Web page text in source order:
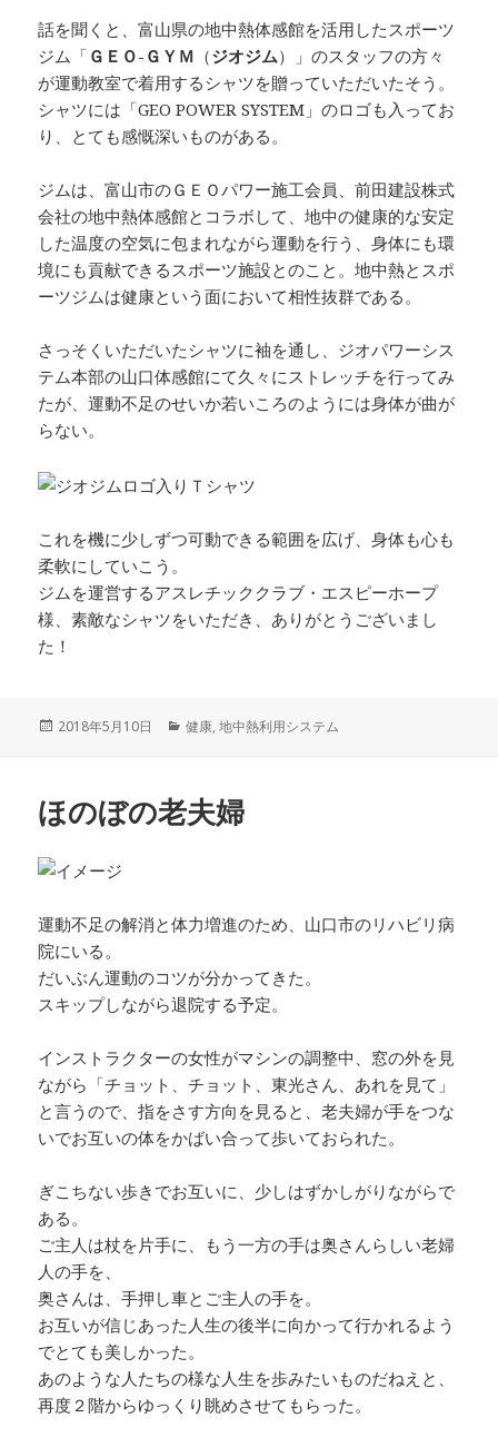
話を聞くと、富山県の地中熱体感館を活用したスポーツ
ジム「 ＧＥＯ-ＧＹＭ （ジオジム）」のスタッフの方々
が運動教室で着用するシャツを贈っていただいたそう。
シャツには「GEO POWER SYSTEM」のロゴも入ってお
り、とても感慨深いものがある。
ジムは、富山市のＧＥＯパワー施工会員、前田建設株式
会社の地中熱体感館とコラボして、地中の健康的な安定
した温度の空気に包まれながら運動を行う、身体にも環
境にも貢献できるスポーツ施設とのこと。地中熱とスポ
ーツジムは健康という面において相性抜群である。
さっそくいただいたシャツに袖を通し、ジオパワーシス
テム本部の山口体感館にて久々にストレッチを行ってみ
たが、運動不足のせいか若いころのようには身体が曲が
らない。
これを機に少しずつ可動できる範囲を広げ、身体も心も
柔軟にしていこう。
ジムを運営するアスレチッククラブ・エスピーホープ
様、素敵なシャツをいただき、ありがとうございまし
た！
投
2018年5月10日
カ
ー
健康,地中熱利用システム
ほのぼの老夫婦
運動不足の解消と体力増進のため、山口市のリハビリ病
院にいる。
だいぶん運動のコツが分かってきた。
スキップしながら退院する予定。
インストラクターの女性がマシンの調整中、窓の外を見
ながら「チョット、チョット、東光さん、あれを見て」
と言うので、指をさす方向を見ると、老夫婦が手をつな
いでお互いの体をかばい合って歩いておられた。
ぎこちない歩きでお互いに、少しはずかしがりながらで
ある。
ご主人は杖を片手に、もう一方の手は奥さんらしい老婦
人の手を、
奥さんは、手押し車とご主人の手を。
お互いが信じあった人生の後半に向かって行かれるよう
でとても美しかった。
あのような人たちの様な人生を歩みたいものだねえと、
再度２階からゆっくり眺めさせてもらった。